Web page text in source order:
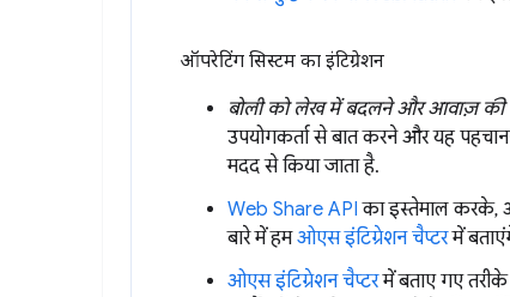
ऑपरेटिंग सिस्टम का इंटिग्रेशन
बोली को लेख में बदलने और आवाज़ की
उपयोगकर्ता से बात करने और यह
मदद से किया जाता है.
Web Share API का इस्तेमाल करके,
बारे में हमओएस इंटिग्रेशन चैप्टरमें
ओएस इंटिग्रेशन चैप्टरमें बताए गए